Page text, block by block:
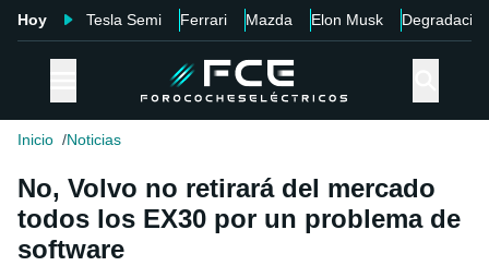
Hoy Tesla Semi Ferrari Mazda Elon Musk Degradación
Inicio Noticias
No, Volvo no retirará del mercado
todos los EX30 por un problema de
software